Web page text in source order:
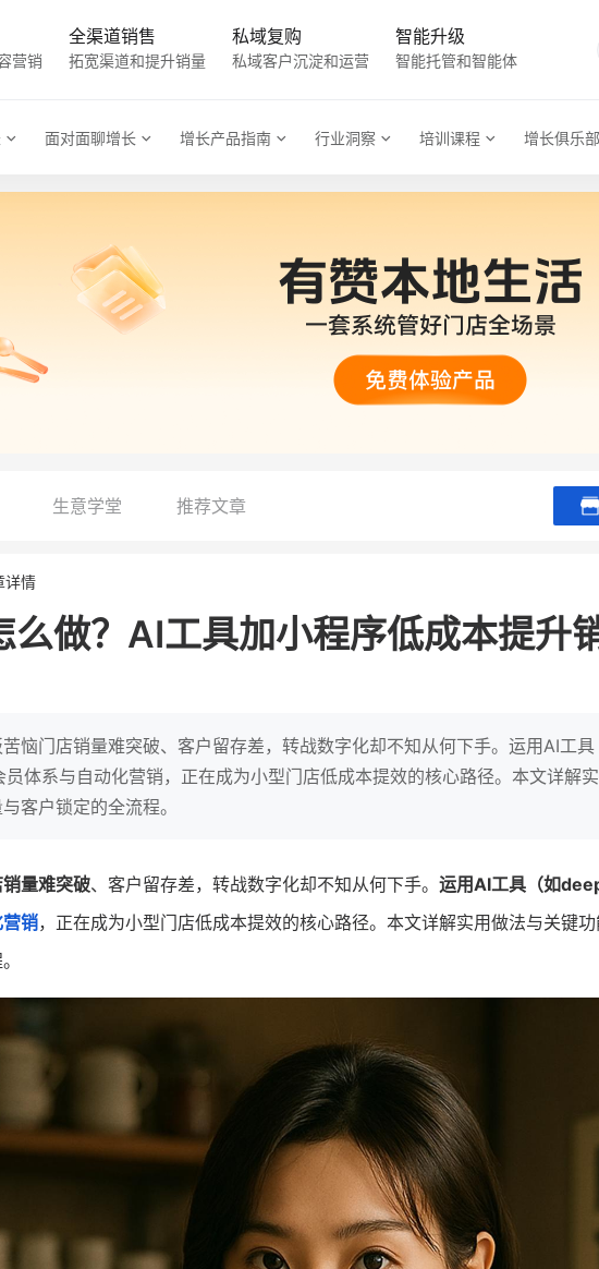
营销
全渠道销售
拓宽渠道和提升销量
私域复购
私域客户沉淀和运营
智能升级
智能托管和智能体
面对面聊增长 增长产品指南 行业洞察 培训课程 增长俱乐部
生意学堂 推荐文章
详情
么做？AI工具加小程序低成本提升
恼门店销量难突破、客户留存差，转战数字化却不知从何下手。运用AI工
体系与自动化营销，正在成为小型门店低成本提效的核心路径。本文详解
客户锁定的全流程。
量难突破、客户留存差，转战数字化却不知从何下手。 运用AI工具（如
营销，正在成为小型门店低成本提效的核心路径。本文详解实用做法与关键
母婴
有货源没流量？母婴馆如何破局
他只用7年做到平台销冠，转战私
域如何破局？
200 万
200 %
这家女装连锁如何借有赞破局新
零售？
30
万
IT精英回
意！